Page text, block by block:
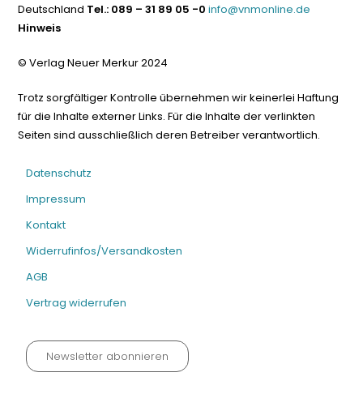
Deutschland Tel.: 089 – 31 89 05 -0 info@vnmonline.de
Hinweis
© Verlag Neuer Merkur 2024
Trotz sorgfältiger Kontrolle übernehmen wir keinerlei Haftung
für die Inhalte externer Links. Für die Inhalte der verlinkten
Seiten sind ausschließlich deren Betreiber verantwortlich.
Datenschutz
Impressum
Kontakt
Widerrufinfos/Versandkosten
AGB
Vertrag widerrufen
Newsletter abonnieren